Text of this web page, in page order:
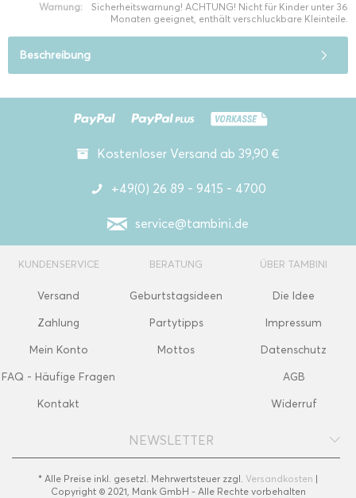
Warnung:
Sicherheitswarnung! ACHTUNG! Nicht für Kinder unter 36
Monaten geeignet, enthält verschluckbare Kleinteile.
Beschreibung
Kostenloser Versand ab 39,90 €
+49(0) 26 89 - 9415 - 4700
service@tambini.de
KUNDENSERVICE
Versand
Zahlung
Mein Konto
FAQ - Häufige Fragen
Kontakt
BERATUNG
Geburtstagsideen
Partytipps
Mottos
ÜBER TAMBINI
Die Idee
Impressum
Datenschutz
AGB
Widerruf
NEWSLETTER
* Alle Preise inkl. gesetzl. Mehrwertsteuer zzgl. Versandkosten |
Copyright © 2021, Mank GmbH - Alle Rechte vorbehalten